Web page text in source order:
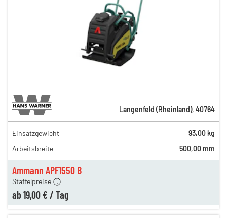
Ammann APF1550 B
31,00 €
25,00 €
Staffelpreise
ab 19,00 € / Tag
Langenfeld (Rheinland), 40764
Einsatzgewicht
93,00 kg
Arbeitsbreite
500,00 mm